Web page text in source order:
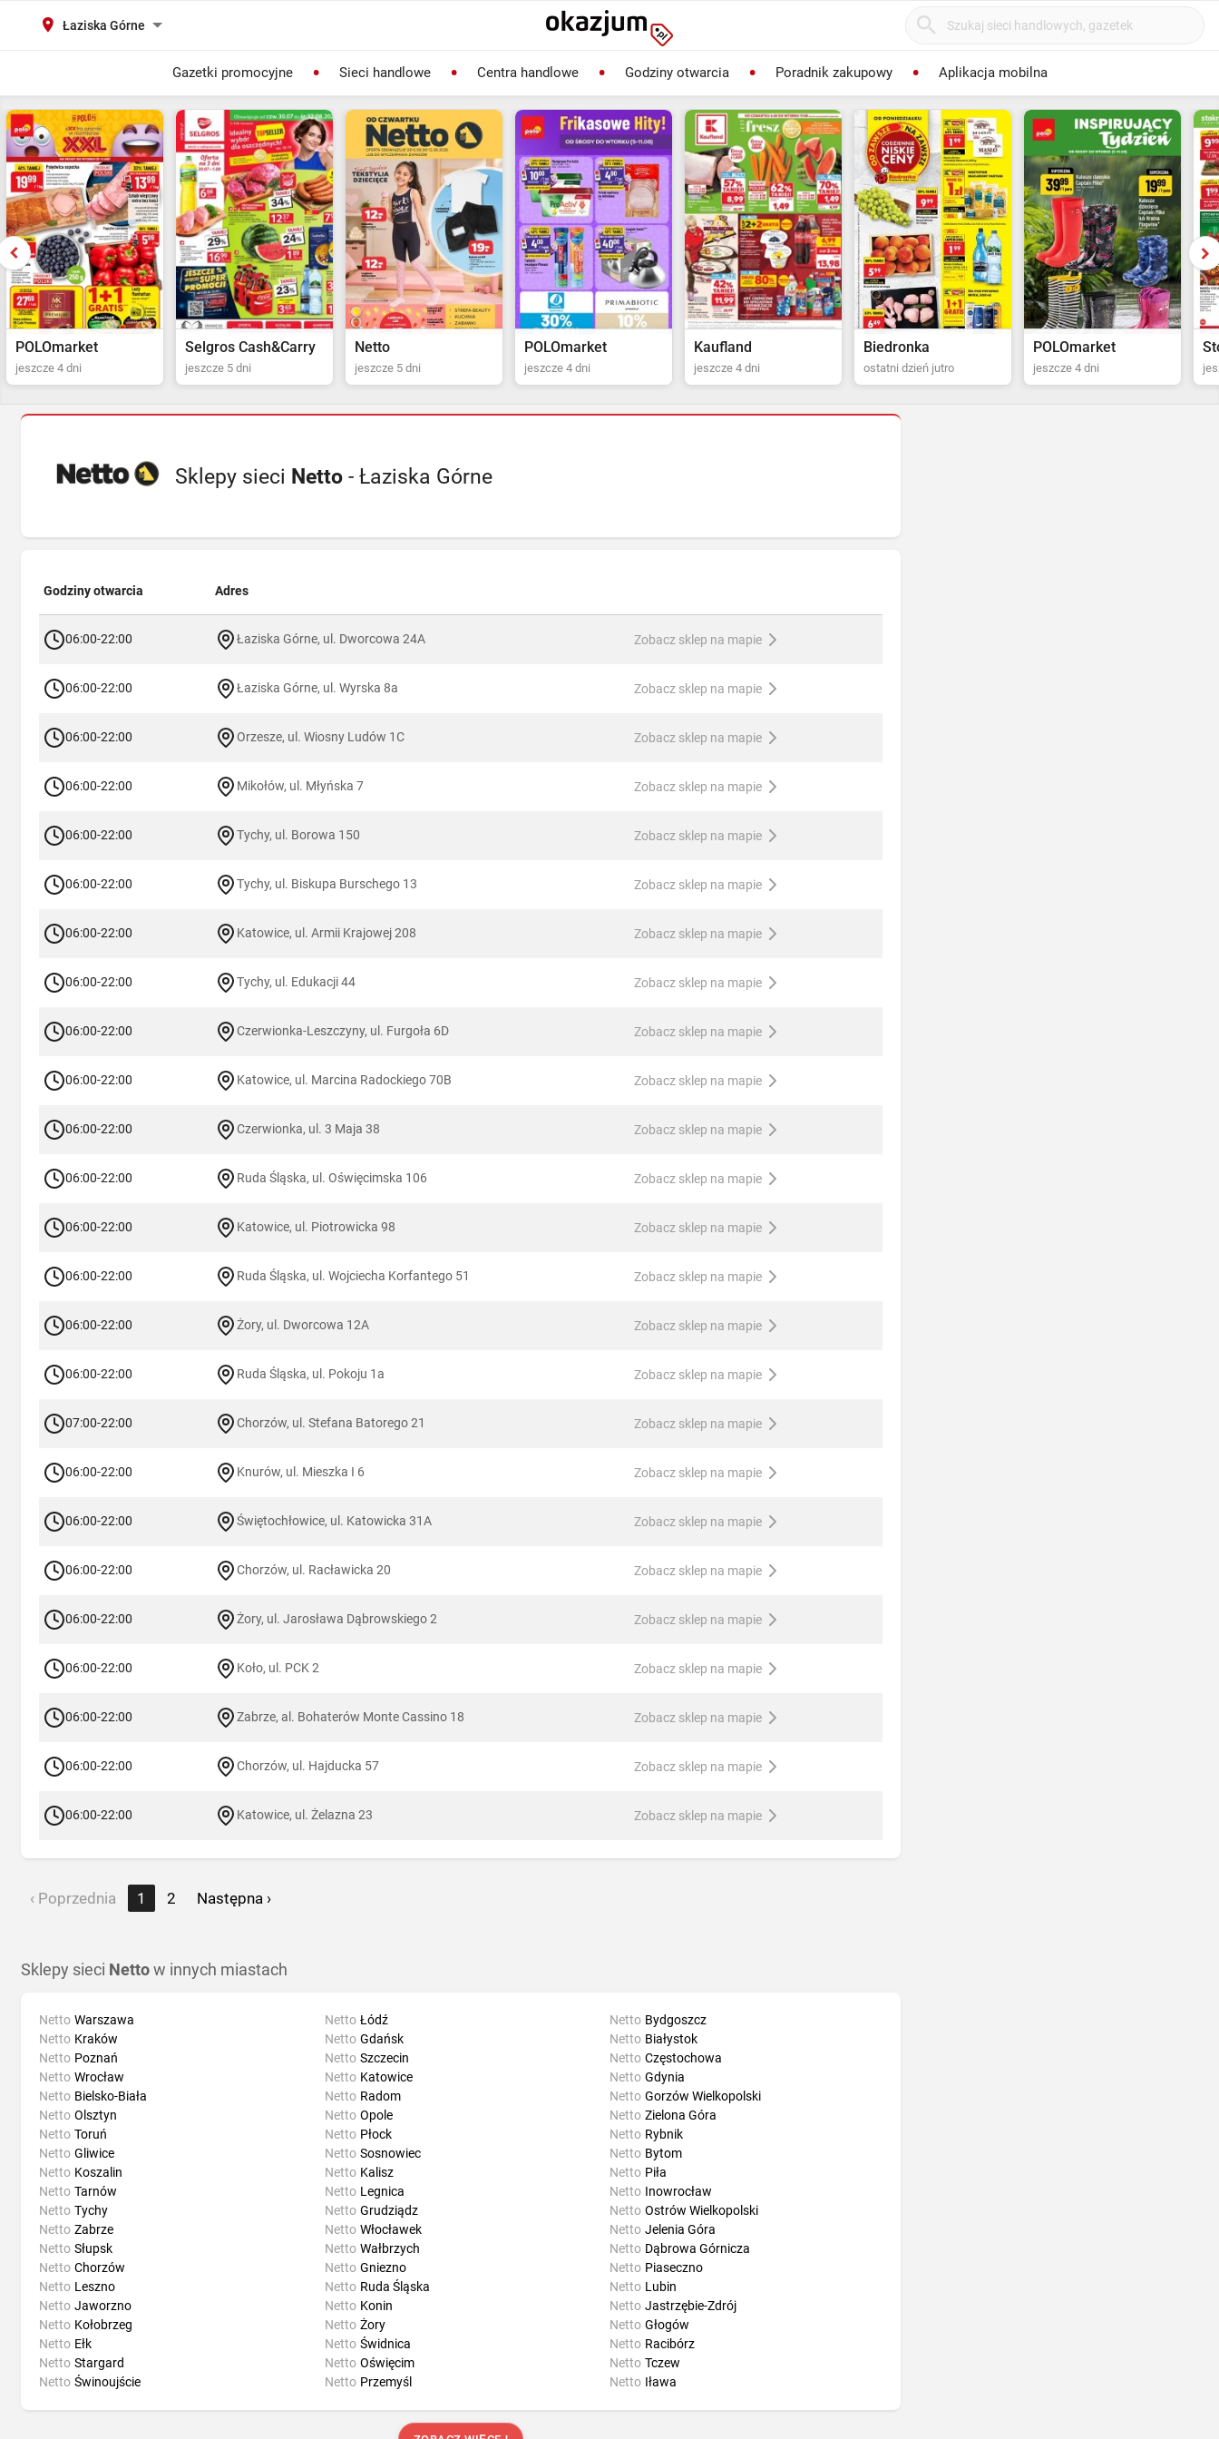
Łaziska Górne
Gazetki promocyjne Sieci handlowe Centra handlowe Godziny otwarcia Poradnik zakupowy Aplikacja mobilna
Selgros Cash&Carry
jeszcze 5 dni
Netto
jeszcze 5 dni
POLOmarket
jeszcze 4 dni
Kaufland
jeszcze 4 dni
Biedronka
ostatni dzień jutro
POLOmarket
jeszcze 4 dni jeszcze 5 dni
Sklepy sieci Netto - Łaziska Górne
Godziny otwarcia Adres
06:00-22:00 Łaziska Górne, ul. Dworcowa 24A Zobacz sklep na mapie
06:00-22:00 Łaziska Górne, ul. Wyrska 8a Zobacz sklep na mapie
06:00-22:00 Orzesze, ul. Wiosny Ludów 1C Zobacz sklep na mapie
06:00-22:00 Mikołów, ul. Młyńska 7 Zobacz sklep na mapie
06:00-22:00 Tychy, ul. Borowa 150 Zobacz sklep na mapie
06:00-22:00 Tychy, ul. Biskupa Burschego 13 Zobacz sklep na mapie
06:00-22:00 Katowice, ul. Armii Krajowej 208 Zobacz sklep na mapie
06:00-22:00 Tychy, ul. Edukacji 44 Zobacz sklep na mapie
06:00-22:00 Czerwionka-Leszczyny, ul. Furgoła 6D Zobacz sklep na mapie
06:00-22:00 Katowice, ul. Marcina Radockiego 70B Zobacz sklep na mapie
06:00-22:00 Czerwionka, ul. 3 Maja 38 Zobacz sklep na mapie
06:00-22:00 Ruda Śląska, ul. Oświęcimska 106 Zobacz sklep na mapie
06:00-22:00 Katowice, ul. Piotrowicka 98 Zobacz sklep na mapie
06:00-22:00 Ruda Śląska, ul. Wojciecha Korfantego 51 Zobacz sklep na mapie
06:00-22:00 Żory, ul. Dworcowa 12A Zobacz sklep na mapie
06:00-22:00 Ruda Śląska, ul. Pokoju 1a Zobacz sklep na mapie
07:00-22:00 Chorzów, ul. Stefana Batorego 21 Zobacz sklep na mapie
06:00-22:00 Knurów, ul. Mieszka I 6 Zobacz sklep na mapie
06:00-22:00 Świętochłowice, ul. Katowicka 31A Zobacz sklep na mapie
06:00-22:00 Chorzów, ul. Racławicka 20 Zobacz sklep na mapie
06:00-22:00 Żory, ul. Jarosława Dąbrowskiego 2 Zobacz sklep na mapie
06:00-22:00 Koło, ul. PCK 2 Zobacz sklep na mapie
06:00-22:00 Zabrze, al. Bohaterów Monte Cassino 18 Zobacz sklep na mapie
06:00-22:00 Chorzów, ul. Hajducka 57 Zobacz sklep na mapie
06:00-22:00 Katowice, ul. Żelazna 23 Zobacz sklep na mapie
‹ Poprzednia 1 2 Następna ›
Sklepy sieci Netto w innych miastach
Netto Warszawa
Netto Kraków
Netto Poznań
Netto Wrocław
Netto Łódź
Netto Gdańsk
Netto Szczecin
Netto Katowice
Netto Bydgoszcz
Netto Białystok
Netto Częstochowa
Netto Gdynia
Netto Bielsko-Biała
Netto Olsztyn
Netto Toruń
Netto Gliwice
Netto Radom
Netto Opole
Netto Płock
Netto Sosnowiec
Netto Gorzów Wielkopolski
Netto Zielona Góra
Netto Rybnik
Netto Bytom
Netto Koszalin
Netto Tarnów
Netto Tychy
Netto Zabrze
Netto Kalisz
Netto Legnica
Netto Grudziądz
Netto Włocławek
Netto Piła
Netto Inowrocław
Netto Ostrów Wielkopolski
Netto Jelenia Góra
Netto Słupsk
Netto Chorzów
Netto Leszno
Netto Jaworzno
Netto Wałbrzych
Netto Gniezno
Netto Ruda Śląska
Netto Konin
Netto Dąbrowa Górnicza
Netto Piaseczno
Netto Lubin
Netto Jastrzębie-Zdrój
Netto Kołobrzeg
Netto Ełk
Netto Stargard
Netto Świnoujście
Netto Żory
Netto Świdnica
Netto Oświęcim
Netto Przemyśl
Netto Głogów
Netto Racibórz
Netto Tczew
Netto Iława